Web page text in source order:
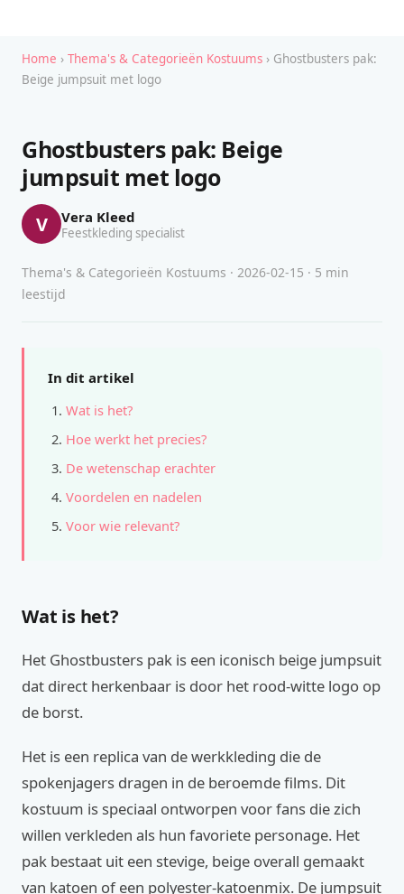
Home › Thema's & Categorieën Kostuums › Ghostbusters pak:
Beige jumpsuit met logo
Ghostbusters pak: Beige
jumpsuit met logo
V Vera Kleed
Feestkleding specialist
Thema's & Categorieën Kostuums · 2026-02-15 · 5 min
leestijd
In dit artikel
Wat is het?
Hoe werkt het precies?
De wetenschap erachter
Voordelen en nadelen
Voor wie relevant?
Wat is het?
Het Ghostbusters pak is een iconisch beige jumpsuit
dat direct herkenbaar is door het rood-witte logo op
de borst.
Het is een replica van de werkkleding die de
spokenjagers dragen in de beroemde films. Dit
kostuum is speciaal ontworpen voor fans die zich
willen verkleden als hun favoriete personage. Het
pak bestaat uit een stevige, beige overall gemaakt
van katoen of een polyester-katoenmix. De jumpsuit